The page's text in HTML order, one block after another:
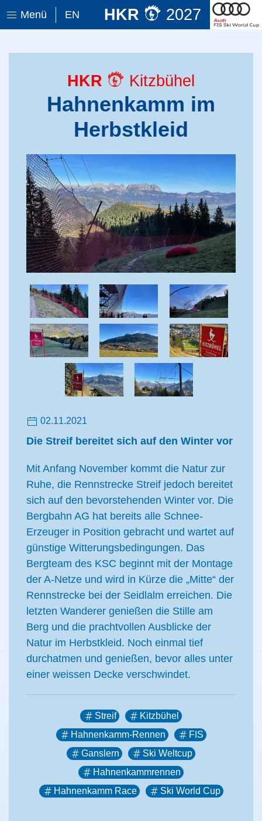
Menü EN HKR 2027
HKR Kitzbühel
Hahnenkamm im
Herbstkleid
02.11.2021
Die Streif bereitet sich auf den Winter vor
Mit Anfang November kommt die Natur zur
Ruhe, die Rennstrecke Streif jedoch bereitet
sich auf den bevorstehenden Winter vor. Die
Bergbahn AG hat bereits alle Schnee-
Erzeuger in Position gebracht und wartet auf
günstige Witterungsbedingungen. Das
Bergteam des KSC beginnt mit der Montage
der A-Netze und wird in Kürze die „Mitte“ der
Rennstrecke bei der Seidlalm erreichen. Die
letzten Wanderer genießen die Stille am
Berg und die prachtvollen Ausblicke der
Natur im Herbstkleid. Noch einmal tief
durchatmen und genießen, bevor alles unter
einer weissen Decke verschwindet.
Streif
Kitzbühel
Hahnenkamm-Rennen
FIS
Ganslern
Ski Weltcup
Hahnenkammrennen
Hahnenkamm Race
Ski World Cup